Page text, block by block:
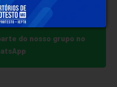
do nosso grupo no